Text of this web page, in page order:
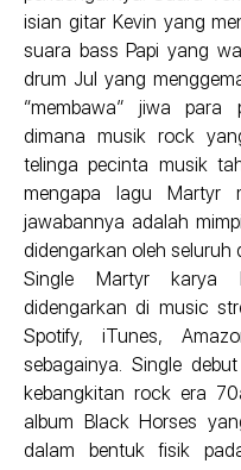
isian gitar Kevin yang
suara bass Papi yang
drum Jul yang
“membawa” jiwa para
dimana musik rock
telinga pecinta musik
mengapa lagu Martyr
jawabannya adalah
didengarkan oleh seluruh
Single Martyr karya
didengarkan di music
Spotify, iTunes,
sebagainya. Single
kebangkitan rock era
album Black Horses
dalam bentuk fisik